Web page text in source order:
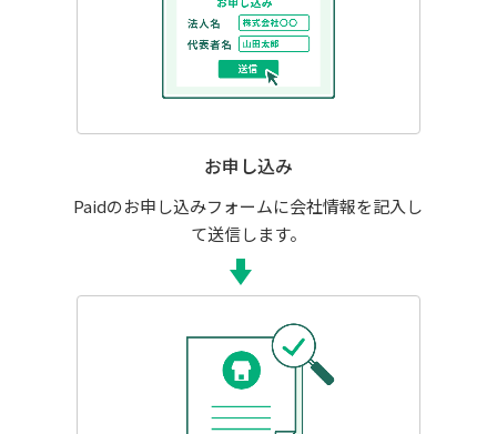
お申し込み
Paidのお申し込みフォームに会社情報を記入し
て送信します。